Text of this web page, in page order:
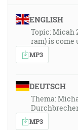
ENGLISH
Topic: Micah
ram) is come
MP3
DEUTSCH
Thema:
MP3